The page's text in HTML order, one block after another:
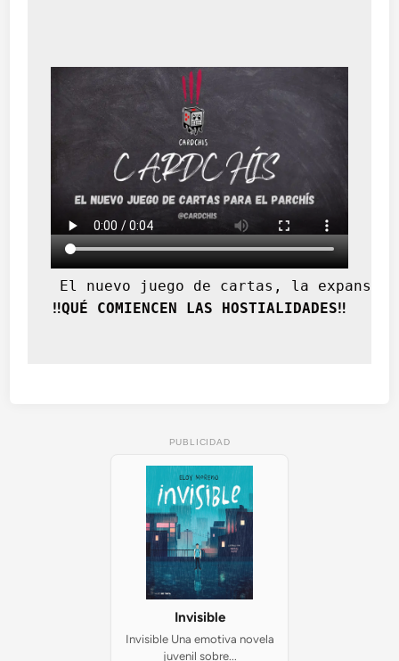
El nuevo juego de cartas, la
‼️QUÉ COMIENCEN LAS HOSTIALIDADES‼️
PUBLICIDAD
Invisible
Invisible Una emotiva novela
juvenil sobre...